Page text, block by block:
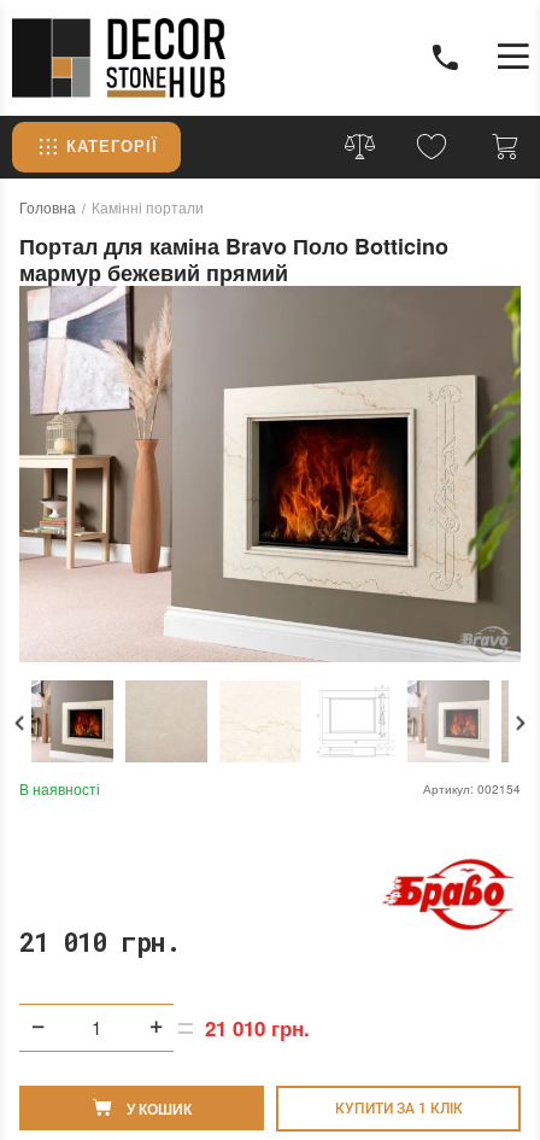
КАТЕГОРІЇ
Головна Камінні портали
Портал для каміна Bravo Поло Botticino
мармур бежевий прямий
Артикул: 002154
В наявності
21 010 грн.
21 010 грн.
У КОШИК КУПИТИ ЗА 1 КЛIК